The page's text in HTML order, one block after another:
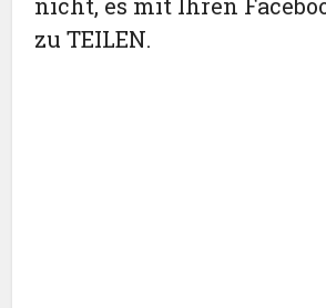
nicht, es mit Ihren
zu TEILEN.